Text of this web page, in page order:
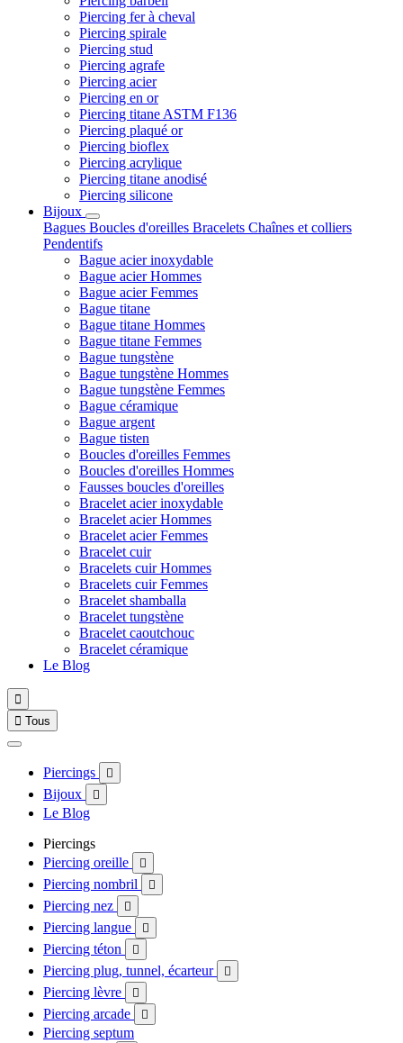
Piercing fer à cheval
Piercing spirale
Piercing stud
Piercing agrafe
Piercing acier
Piercing en or
Piercing titane ASTM F136
Piercing plaqué or
Piercing bioflex
Piercing acrylique
Piercing titane anodisé
Piercing silicone
Bijoux
Bagues Boucles d'oreilles Bracelets Chaînes et colliers
Pendentifs
Bague acier inoxydable
Bague acier Hommes
Bague acier Femmes
Bague titane
Bague titane Hommes
Bague titane Femmes
Bague tungstène
Bague tungstène Hommes
Bague tungstène Femmes
Bague céramique
Bague argent
Bague tisten
Boucles d'oreilles Femmes
Boucles d'oreilles Hommes
Fausses boucles d'oreilles
Bracelet acier inoxydable
Bracelet acier Hommes
Bracelet acier Femmes
Bracelet cuir
Bracelets cuir Hommes
Bracelets cuir Femmes
Bracelet shamballa
Bracelet tungstène
Bracelet caoutchouc
Bracelet céramique
Le Blog

 Tous
Piercings 
Bijoux 
Le Blog
Piercings
Piercing oreille

Piercing nombril 
Piercing nez 
Piercing langue 
Piercing téton 
Piercing plug, tunnel, écarteur 
Piercing lèvre 
Piercing arcade 
Piercing septum